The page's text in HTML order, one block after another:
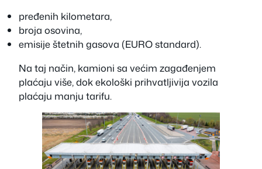
pređenih kilometara,
broja osovina,
emisije štetnih gasova (EURO standard).
Na taj način, kamioni sa većim zagađenjem
plaćaju više, dok ekološki prihvatljivija vozila
plaćaju manju tarifu.